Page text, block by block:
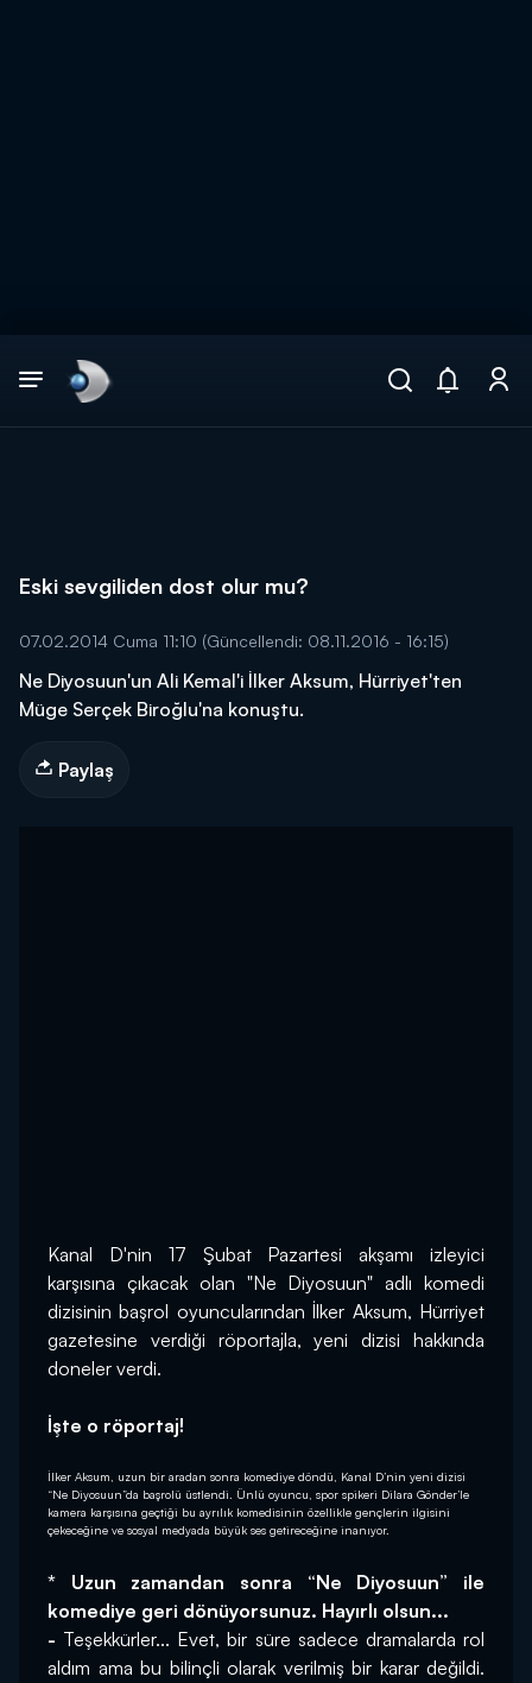
Eski sevgiliden dost olur mu?
07.02.2014 Cuma 11:10 (Güncellendi: 08.11.2016 - 16:15)
Ne Diyosuun'un Ali Kemal'i İlker Aksum, Hürriyet'ten
Müge Serçek Biroğlu'na konuştu.
Paylaş
Kanal D'nin 17 Şubat Pazartesi akşamı izleyici
karşısına çıkacak olan "Ne Diyosuun" adlı komedi
dizisinin başrol oyuncularından İlker Aksum, Hürriyet
gazetesine verdiği röportajla, yeni dizisi hakkında
doneler verdi.
İşte o röportaj!
İlker Aksum, uzun bir aradan sonra komediye döndü, Kanal D’nin yeni dizisi
“Ne Diyosuun”da başrolü üstlendi. Ünlü oyuncu, spor spikeri Dilara Gönder’le
kamera karşısına geçtiği bu ayrılık komedisinin özellikle gençlerin ilgisini
çekeceğine ve sosyal medyada büyük ses getireceğine inanıyor.
* Uzun zamandan sonra “Ne Diyosuun” ile
komediye geri dönüyorsunuz. Hayırlı olsun...
- Teşekkürler... Evet, bir süre sadece dramalarda rol
aldım ama bu bilinçli olarak verilmiş bir karar değildi.